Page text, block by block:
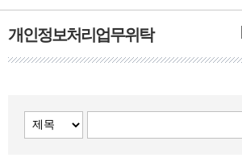
개인정보처리업무위탁